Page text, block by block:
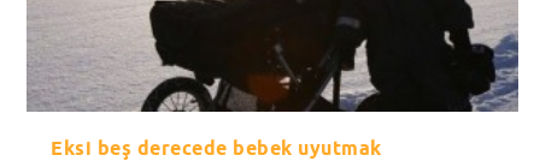
Eksi beş derecede bebek uyutmak